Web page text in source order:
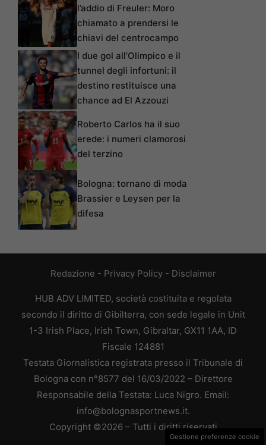
l’addio di Freuler: Moro
chiamato a prendersi le
chiavi del centrocampo
I due gol all’Olimpico e il
tunnel degli infortuni: il
destino restituisce una
chance ad El Azzouzi
Roberto Carlos ha il suo
erede: i numeri clamorosi
del terzino
Bologna: tornano di moda
Brassier e Leysen per la
difesa
Redazione - Privacy Policy- Disclaimer
HUB ADV LIMITED, società costituita e regolata
secondo il diritto di Gibilterra, con sede legale in Unit
1-3 Irish Place, Irish Town, Gibraltar, GX11 1AA, ID
Fiscale 124881
Testata Giornalistica registrata presso il Tribunale di
Bologna con n°8577 del 16/03/2022 – Direttore
Responsabile della Testata: Luca Nigro. Email:
info@bolognasportnews.it.
Copyright ©2026 – Tutti i diritti riservati
Gestione preferenze cookie